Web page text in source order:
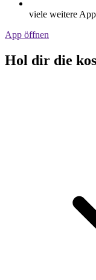
viele weitere
App öffnen
Hol dir die